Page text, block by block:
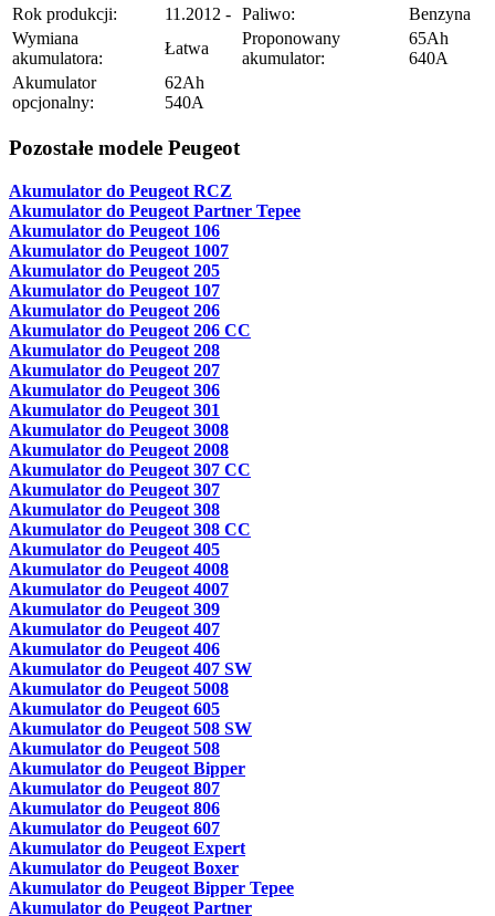
Rok produkcji:
11.2012 - Paliwo:
Benzyna
Wymiana
akumulatora:
Łatwa
Proponowany
akumulator:
65Ah
640A
Akumulator
opcjonalny:
62Ah
540A
Pozostałe modele Peugeot
Akumulator do Peugeot RCZ
Akumulator do Peugeot Partner Tepee
Akumulator do Peugeot 106
Akumulator do Peugeot 1007
Akumulator do Peugeot 205
Akumulator do Peugeot 107
Akumulator do Peugeot 206
Akumulator do Peugeot 206 CC
Akumulator do Peugeot 208
Akumulator do Peugeot 207
Akumulator do Peugeot 306
Akumulator do Peugeot 301
Akumulator do Peugeot 3008
Akumulator do Peugeot 2008
Akumulator do Peugeot 307 CC
Akumulator do Peugeot 307
Akumulator do Peugeot 308
Akumulator do Peugeot 308 CC
Akumulator do Peugeot 405
Akumulator do Peugeot 4008
Akumulator do Peugeot 4007
Akumulator do Peugeot 309
Akumulator do Peugeot 407
Akumulator do Peugeot 406
Akumulator do Peugeot 407 SW
Akumulator do Peugeot 5008
Akumulator do Peugeot 605
Akumulator do Peugeot 508 SW
Akumulator do Peugeot 508
Akumulator do Peugeot Bipper
Akumulator do Peugeot 807
Akumulator do Peugeot 806
Akumulator do Peugeot 607
Akumulator do Peugeot Expert
Akumulator do Peugeot Boxer
Akumulator do Peugeot Bipper Tepee
Akumulator do Peugeot Partner